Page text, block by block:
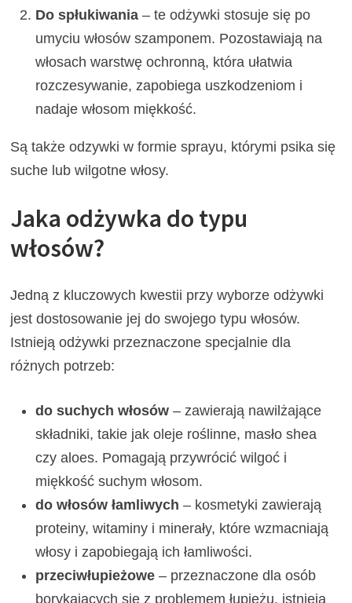
Do spłukiwania – te odżywki stosuje się po
umyciu włosów szamponem. Pozostawiają na
włosach warstwę ochronną, która ułatwia
rozczesywanie, zapobiega uszkodzeniom i
nadaje włosom miękkość.
Są także odzywki w formie sprayu, którymi psika się
suche lub wilgotne włosy.
Jaka odżywka do typu
włosów?
Jedną z kluczowych kwestii przy wyborze odżywki
jest dostosowanie jej do swojego typu włosów.
Istnieją odżywki przeznaczone specjalnie dla
różnych potrzeb:
do suchych włosów – zawierają nawilżające
składniki, takie jak oleje roślinne, masło shea
czy aloes. Pomagają przywrócić wilgoć i
miękkość suchym włosom.
do włosów łamliwych – kosmetyki zawierają
proteiny, witaminy i minerały, które wzmacniają
włosy i zapobiegają ich łamliwości.
przeciwłupieżowe – przeznaczone dla osób
borykających się z problemem łupieżu, istnieją